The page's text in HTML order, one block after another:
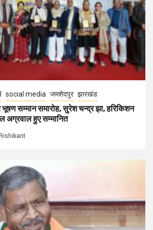
social media जमशेदपुर झारखंड
सम्मान समारोह, सुरेश चन्द्र झा, हरिकिशन
अग्रवाल हुए सम्मानित
Rishikant